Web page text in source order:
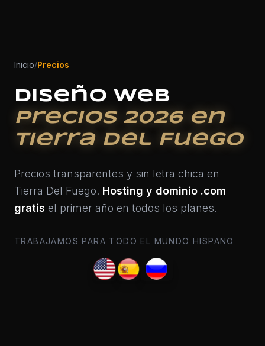
Inicio/Precios
Diseño Web
Precios 2026 en
Tierra Del Fuego
Precios transparentes y sin letra chica en
Tierra Del Fuego. Hosting y dominio .com
gratis el primer año en todos los planes.
TRABAJAMOS PARA TODO EL MUNDO HISPANO